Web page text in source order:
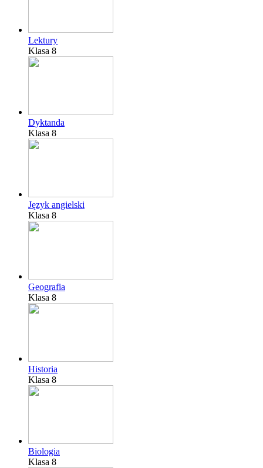
Lektury
Klasa 8
Dyktanda
Klasa 8
Język angielski
Klasa 8
Geografia
Klasa 8
Historia
Klasa 8
Biologia
Klasa 8